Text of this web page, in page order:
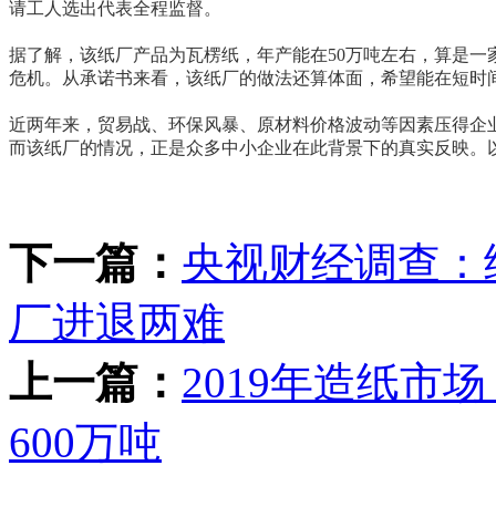
请工人选出代表全程监督。
据了解，该纸厂产品为瓦楞纸，年产能在50万吨左右，算是
危机。从承诺书来看，该纸厂的做法还算体面，希望能在短时
近两年来，贸易战、环保风暴、原材料价格波动等因素压得
而该纸厂的情况，正是众多中小企业在此背景下的真实反映。
下一篇： 央视财经调查
厂进退两难
上一篇： 2019年造纸市
600万吨